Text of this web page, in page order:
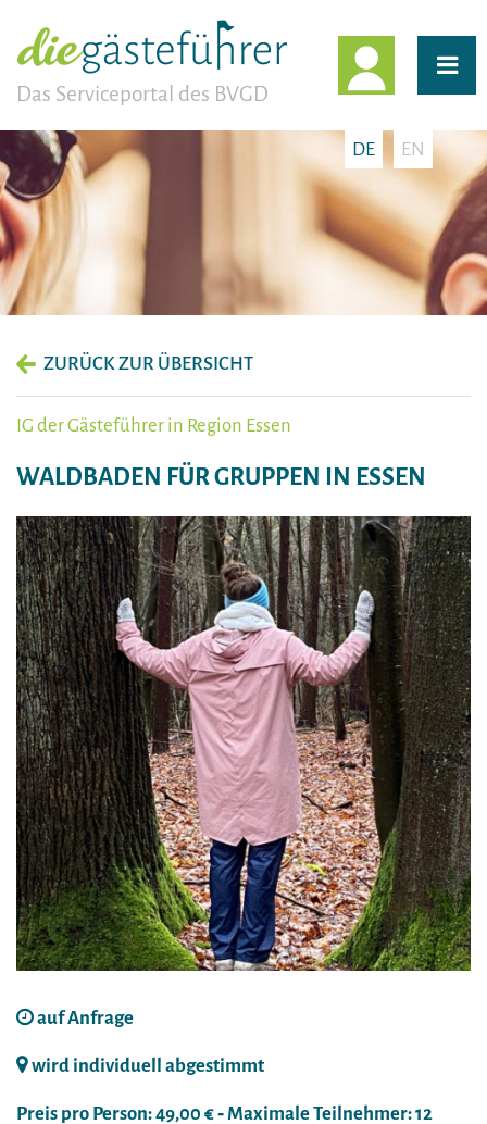
Das Serviceportal des BVGD
DE EN
ZURÜCK ZUR ÜBERSICHT
IG der Gästeführer in Region Essen
WALDBADEN FÜR GRUPPEN IN ESSEN
auf Anfrage
wird individuell abgestimmt
Preis pro Person: 49,00 € ‐ Maximale Teilnehmer: 12